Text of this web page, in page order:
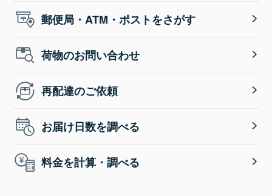
郵便局・ATM・ポストをさがす
荷物のお問い合わせ
再配達のご依頼
お届け日数を調べる
料金を計算・調べる